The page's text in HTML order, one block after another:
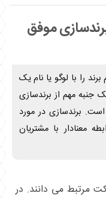
موفق
را با لوگو یا نام یک
جنبه مهم از برندسازی
است. برندسازی در مورد
معنادار با مشتریان
مرتبط می دانند. در